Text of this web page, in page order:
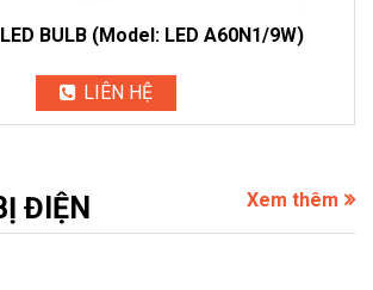
BULB (Model: LED A60N1/9W)
LIÊN HỆ
ĐIỆN Xem thêm